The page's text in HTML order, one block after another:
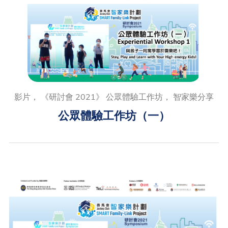
影片， 《研討會 2021》 公眾體驗工作坊， 智家樂分享
公眾體驗工作坊（一）